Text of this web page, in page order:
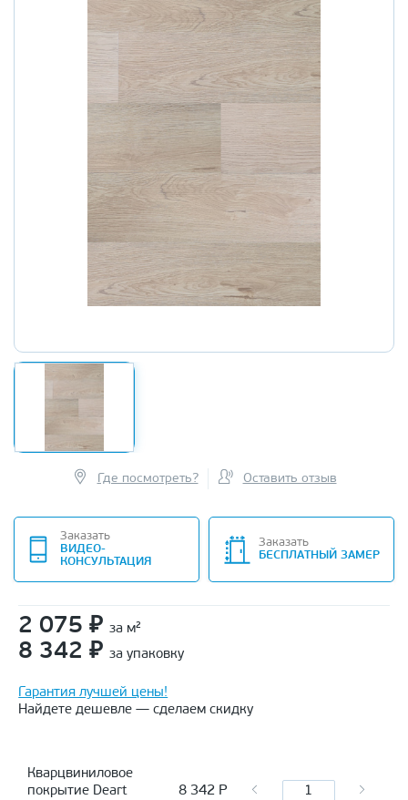
Где посмотреть? Оставить отзыв
Заказать
ВИДЕО-
КОНСУЛЬТАЦИЯ
Заказать
БЕСПЛАТНЫЙ ЗАМЕР
2 075 ₽ за м²
8 342 ₽ за упаковку
Гарантия лучшей цены!
Найдете дешевле — сделаем скидку
Кварцвиниловое
покрытие Deart
8 342 Р